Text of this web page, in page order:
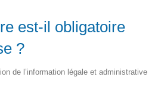
est-il obligatoire
?
de l’information légale et administrative